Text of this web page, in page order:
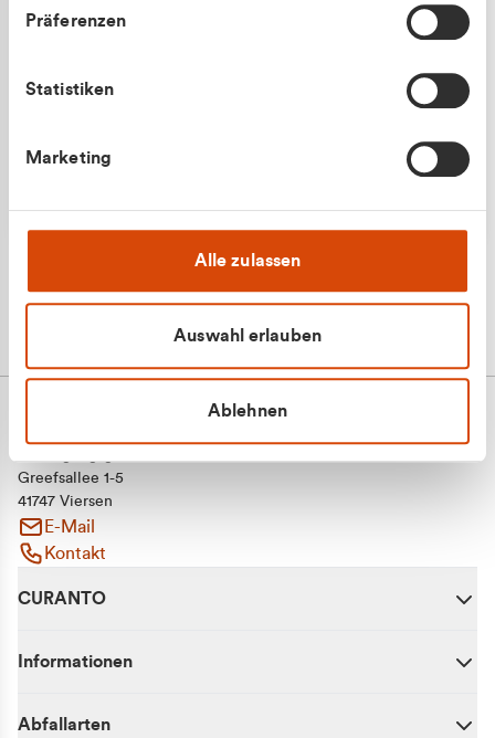
Präferenzen
Statistiken
Marketing
Alle zulassen
Auswahl erlauben
Ablehnen
Greefsallee 1-5
41747 Viersen
E-Mail
Kontakt
CURANTO
Informationen
Abfallarten